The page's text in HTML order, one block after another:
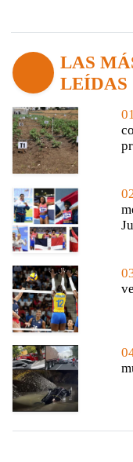
LAS
LEÍDAS